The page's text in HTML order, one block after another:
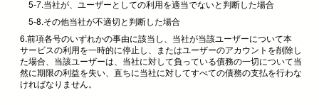
5-7.当社が、ユーザーとしての利用を適当でないと判断した場合
5-8.その他当社が不適切と判断した場合
6.前項各号のいずれかの事由に該当し、当社が当該ユーザーについて本
サービスの利用を一時的に停止し、またはユーザーのアカウントを削除し
た場合、当該ユーザーは、当社に対して負っている債務の一切について当
然に期限の利益を失い、直ちに当社に対してすべての債務の支払を行わな
ければなりません。